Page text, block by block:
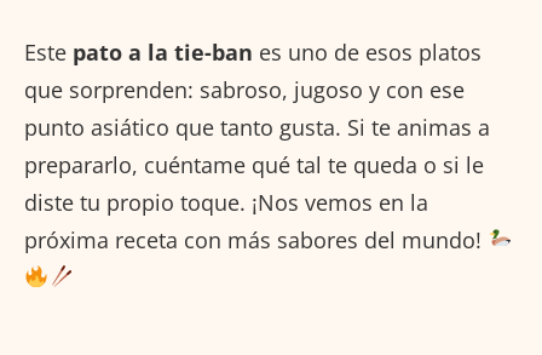
Este pato a la tie-ban es uno de esos platos
que sorprenden: sabroso, jugoso y con ese
punto asiático que tanto gusta. Si te animas a
prepararlo, cuéntame qué tal te queda o si le
diste tu propio toque. ¡Nos vemos en la
próxima receta con más sabores del mundo!